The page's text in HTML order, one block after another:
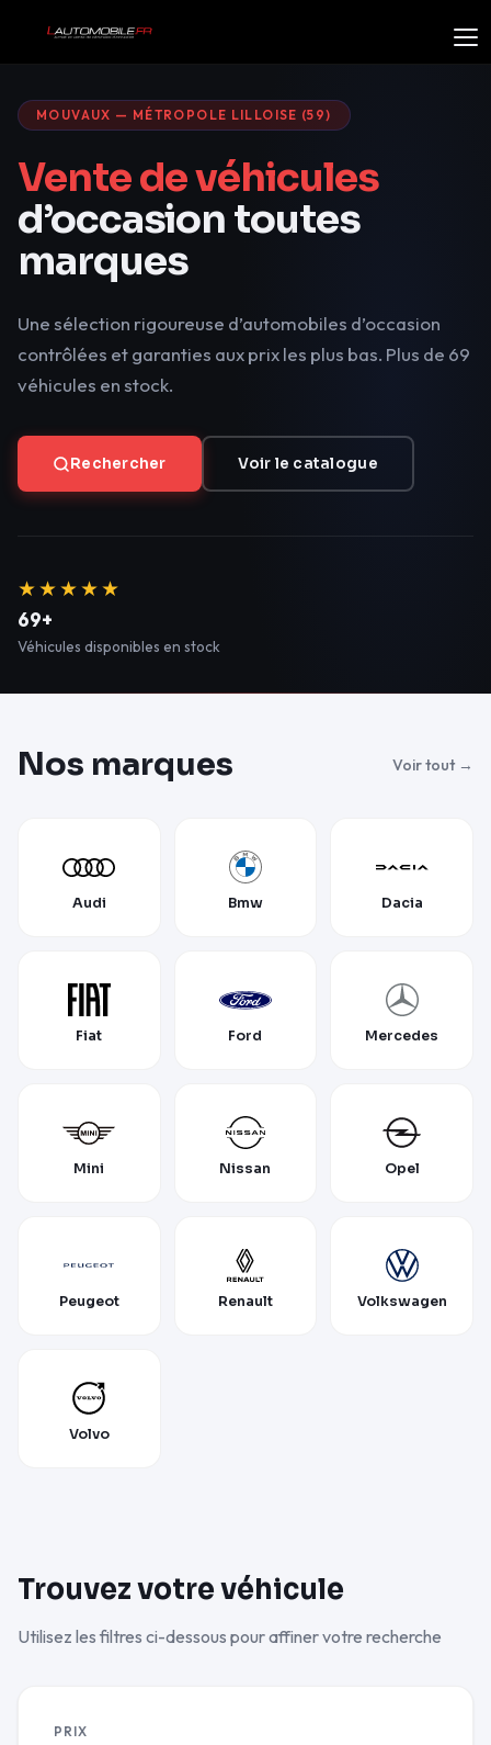
MOUVAUX — MÉTROPOLE LILLOISE (59)
Vente de véhicules
d’occasion toutes
marques
Une sélection rigoureuse d’automobiles d’occasion
contrôlées et garanties aux prix les plus bas. Plus de 69
véhicules en stock.
Rechercher Voir le catalogue
★★★★★
69+
Véhicules disponibles en stock
Nos marques Voir tout →
Audi Bmw Dacia
Fiat Ford Mercedes
Mini Nissan Opel
Peugeot Renault Volkswagen
Volvo
Trouvez votre véhicule
Utilisez les filtres ci-dessous pour affiner votre recherche
PRIX